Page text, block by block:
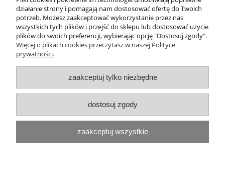
działanie strony i pomagają nam dostosować ofertę do Twoich
potrzeb. Możesz zaakceptować wykorzystanie przez nas
wszystkich tych plików i przejść do sklepu lub dostosować użycie
plików do swoich preferencji, wybierając opcję "Dostosuj zgody".
Więcej o plikach cookies przeczytasz w naszej Polityce
prywatności.
zaakceptuj tylko niezbędne
dostosuj zgody
zaakceptuj wszystkie